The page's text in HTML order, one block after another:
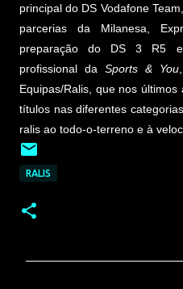
principal do DS Vodafone
parcerias da Milanesa,
preparação do DS 3 R5
profissional da Sports & You
Equipas/Ralis, que nos
títulos nas diferentes
ralis ao todo-o-terreno e à
RALIS